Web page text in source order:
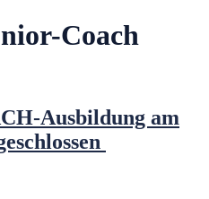
Coach
Ausbildung am